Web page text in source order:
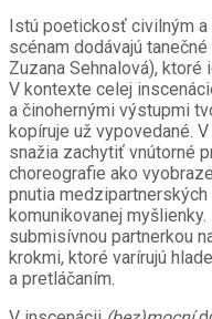
Istú poetickosť civilným
scénam dodávajú
Zuzana Sehnalová), ktoré
V kontexte celej
a činohernými výstupmi
kopíruje už vypovedané.
snažia zachytiť vnútorné
choreografie ako
pnutia
komunikovanej
submisívnou partnerkou
krokmi, ktoré varírujú
a pretláčaním.